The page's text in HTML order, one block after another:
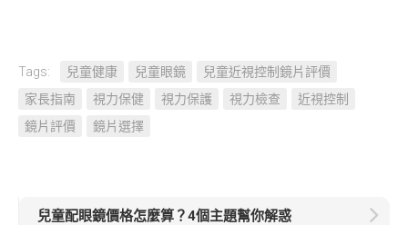
Tags: 兒童健康 兒童眼鏡
兒童近視控制鏡片評價
家長指南
視力保健 視力保護 視力檢查
近視控制
鏡片評價
鏡片選擇
兒童配眼鏡價格怎麼算？4個主題幫你解惑